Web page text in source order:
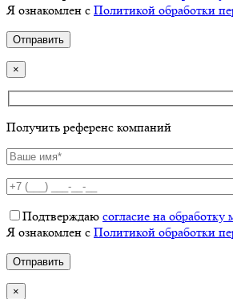
Я ознакомлен с Политикой обработки
×
Получить референс компаний
Подтверждаю согласие на
Я ознакомлен с Политикой обработки
×